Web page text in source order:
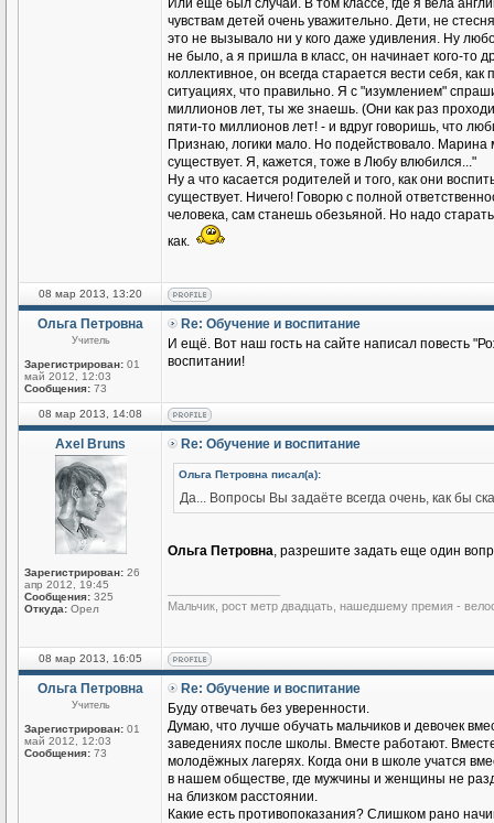
Или ещё был случай. В том классе, где я вела
чувствам детей очень уважительно. Дети, не
это не вызывало ни у кого даже удивления. Ну
не было, а я пришла в класс, он начинает кого-то
коллективное, он всегда старается вести себя,
ситуациях, что правильно. Я с "изумлением"
миллионов лет, ты же знаешь. (Они как раз
пяти-то миллионов лет! - и вдруг говоришь, что
Признаю, логики мало. Но подействовало.
существует. Я, кажется, тоже в Любу влюбился..."
Ну а что касается родителей и того, как они
существует. Ничего! Говорю с полной
человека, сам станешь обезьяной. Но надо
как.
08 мар 2013, 13:20
Ольга Петровна
Учитель
Зарегистрирован: 01
май 2012, 12:03
Сообщения: 73
Re: Обучение и воспитание
И ещё. Вот наш гость на сайте написал повесть
воспитании!
08 мар 2013, 14:08
Axel Bruns
Зарегистрирован: 26
апр 2012, 19:45
Сообщения: 325
Откуда: Орел
Re: Обучение и воспитание
Ольга Петровна писал(а):
Да... Вопросы Вы задаёте всегда очень, как бы
Ольга Петровна, разрешите задать еще один
Мальчик, рост метр двадцать, нашедшему премия -
08 мар 2013, 16:05
Ольга Петровна
Учитель
Зарегистрирован: 01
май 2012, 12:03
Сообщения: 73
Re: Обучение и воспитание
Буду отвечать без уверенности.
Думаю, что лучше обучать мальчиков и девочек
заведениях после школы. Вместе работают.
молодёжных лагерях. Когда они в школе учатся
в нашем обществе, где мужчины и женщины не
на близком расстоянии.
Какие есть противопоказания? Слишком рано